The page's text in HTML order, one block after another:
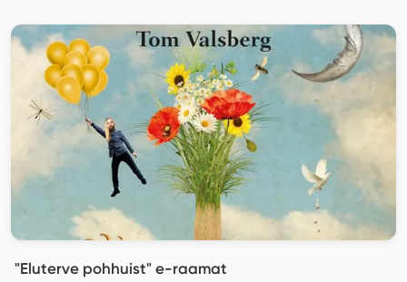
"Eluterve pohhuist" e-raamat